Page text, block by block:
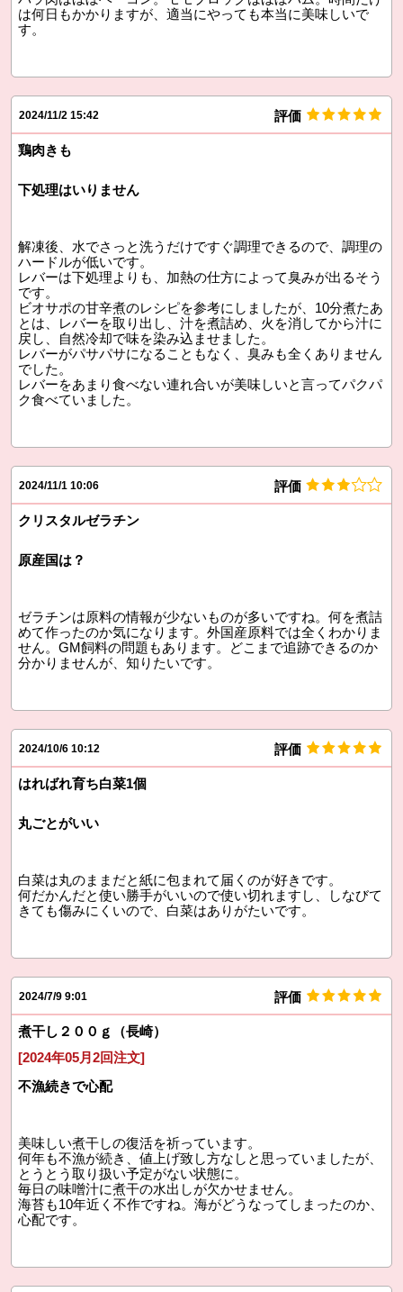
は何日もかかりますが、適当にやっても本当に美味しいで
す。
2024/11/2 15:42 評価
鶏肉きも
下処理はいりません
解凍後、水でさっと洗うだけですぐ調理できるので、調理の
ハードルが低いです。
レバーは下処理よりも、加熱の仕方によって臭みが出るそう
です。
ビオサポの甘辛煮のレシピを参考にしましたが、10分煮たあ
とは、レバーを取り出し、汁を煮詰め、火を消してから汁に
戻し、自然冷却で味を染み込ませました。
レバーがパサパサになることもなく、臭みも全くありません
でした。
レバーをあまり食べない連れ合いが美味しいと言ってパクパ
ク食べていました。
2024/11/1 10:06 評価
クリスタルゼラチン
原産国は？
ゼラチンは原料の情報が少ないものが多いですね。何を煮詰
めて作ったのか気になります。外国産原料では全くわかりま
せん。GM飼料の問題もあります。どこまで追跡できるのか
分かりませんが、知りたいです。
2024/10/6 10:12 評価
はればれ育ち白菜1個
丸ごとがいい
白菜は丸のままだと紙に包まれて届くのが好きです。
何だかんだと使い勝手がいいので使い切れますし、しなびて
きても傷みにくいので、白菜はありがたいです。
2024/7/9 9:01 評価
煮干し２００ｇ（長崎）
[2024年05月2回注文]
不漁続きで心配
美味しい煮干しの復活を祈っています。
何年も不漁が続き、値上げ致し方なしと思っていましたが、
とうとう取り扱い予定がない状態に。
毎日の味噌汁に煮干の水出しが欠かせません。
海苔も10年近く不作ですね。海がどうなってしまったのか、
心配です。